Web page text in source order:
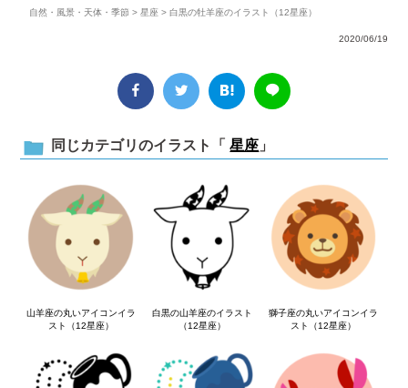
自然・風景・天体・季節 >星座 > 白黒の牡羊座のイラスト（12星座）
2020/06/19
同じカテゴリのイラスト「 星座 」
山羊座の丸いアイコンイラ
スト（12星座）
白黒の山羊座のイラスト
（12星座）
獅子座の丸いアイコンイラ
スト（12星座）